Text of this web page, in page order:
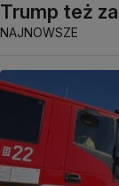
Trump też
NAJNOWSZE